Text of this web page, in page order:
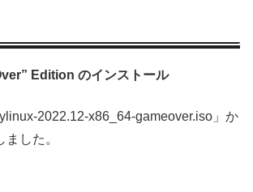
Edition のインストール
2022.12-x86_64-gameover.iso」か
した。